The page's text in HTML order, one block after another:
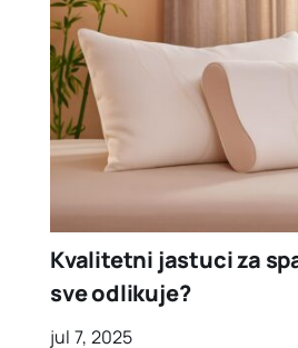
Kvalitetni jastuci za
sve odlikuje?
jul 7, 2025